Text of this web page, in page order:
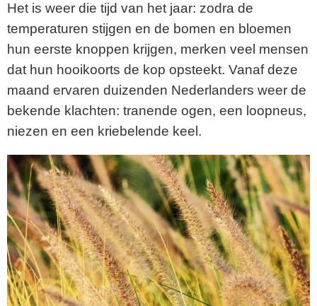
Het is weer die tijd van het jaar: zodra de
temperaturen stijgen en de bomen en bloemen
hun eerste knoppen krijgen, merken veel mensen
dat hun hooikoorts de kop opsteekt. Vanaf deze
maand ervaren duizenden Nederlanders weer de
bekende klachten: tranende ogen, een loopneus,
niezen en een kriebelende keel.